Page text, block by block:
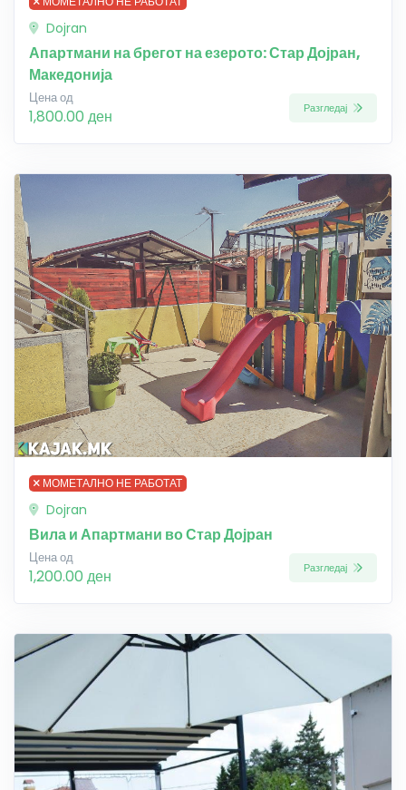
Dojran
Апартмани на брегот на езерото: Стар Дојран,
Македонија
Цена од
1,800.00 ден Разгледај
МОМЕТАЛНО НЕ РАБОТАТ
Dojran
Вила и Апартмани во Стар Дојран
Цена од
1,200.00 ден Разгледај